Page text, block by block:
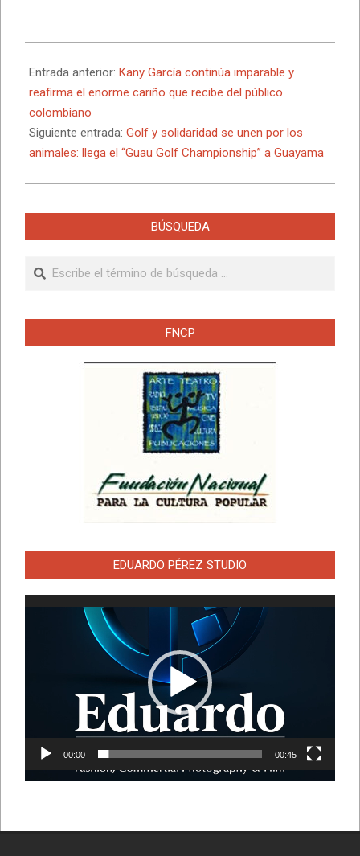
05-
26
Entrada anterior: Kany García continúa imparable y
reafirma el enorme cariño que recibe del público
colombiano
Siguiente entrada: Golf y solidaridad se unen por los
animales: llega el “Guau Golf Championship” a Guayama
BÚSQUEDA
Buscar
FNCP
EDUARDO PÉREZ STUDIO
Reproductor
00:00 00:45